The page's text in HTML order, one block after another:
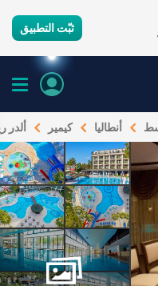
ثبّت التطبيق
أنطاليا كيمير ألدر